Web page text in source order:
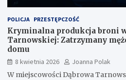
POLICJA PRZESTĘPCZOŚĆ
Kryminalna produkcja broni
Tarnowskiej: Zatrzymany
domu
8 kwietnia 2026
Joanna Polak
W miejscowości Dąbrowa